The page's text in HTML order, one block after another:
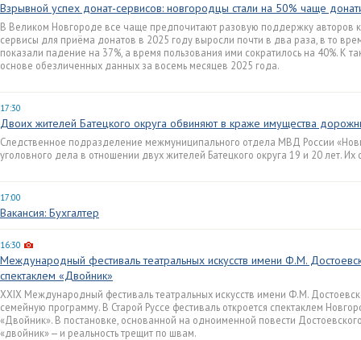
Взрывной успех донат-сервисов: новгородцы стали на 50% чаще
В Великом Новгороде все чаще предпочитают разовую поддержку авторов
сервисы для приёма донатов в 2025 году выросли почти в два раза, в то
показали падение на 37%, а время пользования ими сократилось на 40%. К
основе обезличенных данных за восемь месяцев 2025 года.
17:30
Двоих жителей Батецкого округа обвиняют в краже имущества
Следственное подразделение межмуниципального отдела МВД России
уголовного дела в отношении двух жителей Батецкого округа 19 и 20 лет.
17:00
Вакансия: Бухгалтер
16:30
Международный фестиваль театральных искусств имени Ф.М.
спектаклем «Двойник»
XXIX Международный фестиваль театральных искусств имени Ф.М.
семейную программу. В Старой Руссе фестиваль откроется спектаклем
«Двойник». В постановке, основанной на одноименной повести
«двойник» — и реальность трещит по швам.